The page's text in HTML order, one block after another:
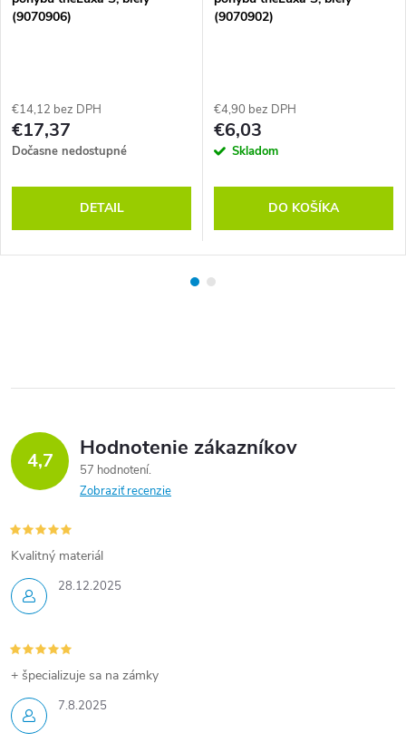
(9070906)
€14,12 bez DPH
€17,37
Dočasne nedostupné
DETAIL
(9070902)
€4,90 bez DPH
€6,03
Skladom
DO KOŠÍKA
4,7 Hodnotenie zákazníkov
57 hodnotení
Zobraziť recenzie
28.12.2025
Kvalitný materiál
7.8.2025
+ špecializuje sa na zámky